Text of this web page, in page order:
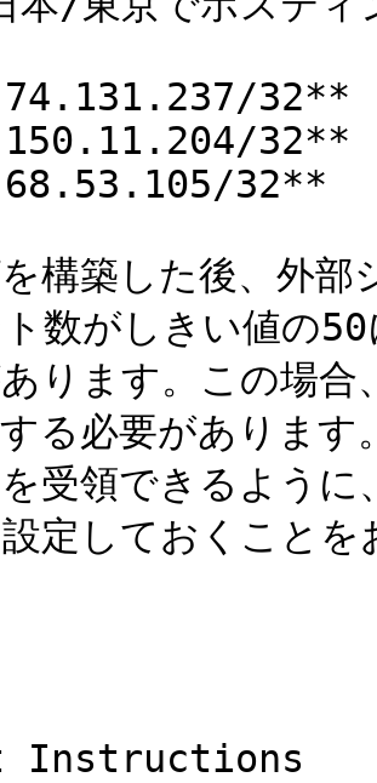
32**
32**
32**
構築した後、外部
数がしきい値の
ります。この場
る必要があります
受領できるように
定しておくことを
Instructions